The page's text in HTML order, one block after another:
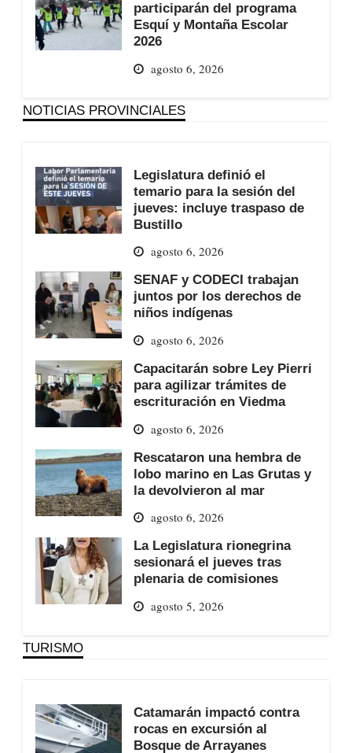
participarán del programa
Esquí y Montaña Escolar
2026
agosto 6, 2026
NOTICIAS PROVINCIALES
Legislatura definió el
temario para la sesión del
jueves: incluye traspaso de
Bustillo
agosto 6, 2026
SENAF y CODECI trabajan
juntos por los derechos de
niños indígenas
agosto 6, 2026
Capacitarán sobre Ley Pierri
para agilizar trámites de
escrituración en Viedma
agosto 6, 2026
Rescataron una hembra de
lobo marino en Las Grutas y
la devolvieron al mar
agosto 6, 2026
La Legislatura rionegrina
sesionará el jueves tras
plenaria de comisiones
agosto 5, 2026
TURISMO
Catamarán impactó contra
rocas en excursión al
Bosque de Arrayanes